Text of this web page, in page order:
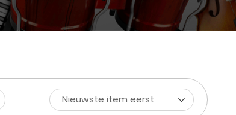
Nieuwste item eerst